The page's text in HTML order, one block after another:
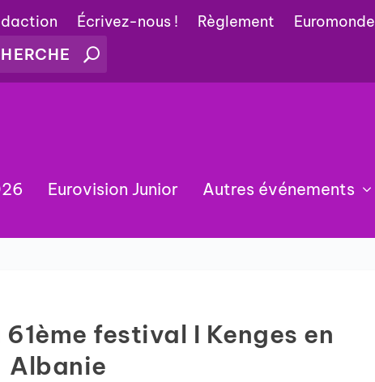
Écrivez-nous ! Règlement Euromonde
Eurovision Junior Autres événements
festival I Kenges en
Albanie